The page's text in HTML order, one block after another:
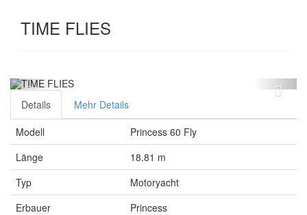
TIME FLIES
Details
Mehr Details
Modell
Princess 60 Fly
Länge
18.81 m
Typ
Motoryacht
Erbauer
Princess